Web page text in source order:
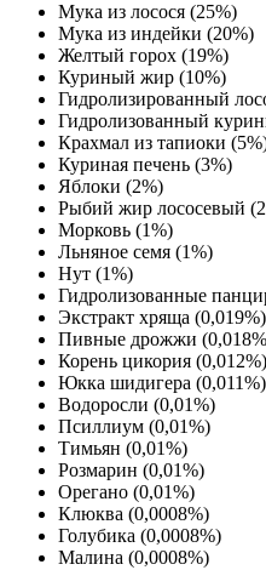
Мука из лосося (25%)
Мука из индейки (20%)
Желтый горох (19%)
Куриный жир (10%)
Гидролизированный
Гидролизованный
Крахмал из тапиоки
Куриная печень (3%)
Яблоки (2%)
Рыбий жир лососевый
Морковь (1%)
Льняное семя (1%)
Нут (1%)
Гидролизованные
Экстракт хряща (0,019%)
Пивные дрожжи
Корень цикория (0,012%)
Юкка шидигера (0,011%)
Водоросли (0,01%)
Псиллиум (0,01%)
Тимьян (0,01%)
Розмарин (0,01%)
Орегано (0,01%)
Клюква (0,0008%)
Голубика (0,0008%)
Малина (0,0008%)